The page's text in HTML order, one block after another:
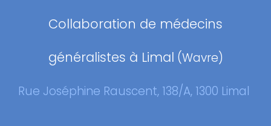
Collaboration de médecins
généralistes à Limal (Wavre)
Rue Joséphine Rauscent, 138/A, 1300 Limal